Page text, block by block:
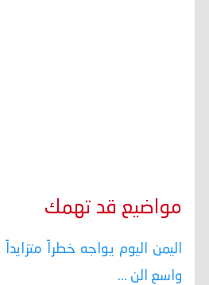
مواضيع قد تهمك
اليمن اليوم يواجه خطراً
واسع الن ...